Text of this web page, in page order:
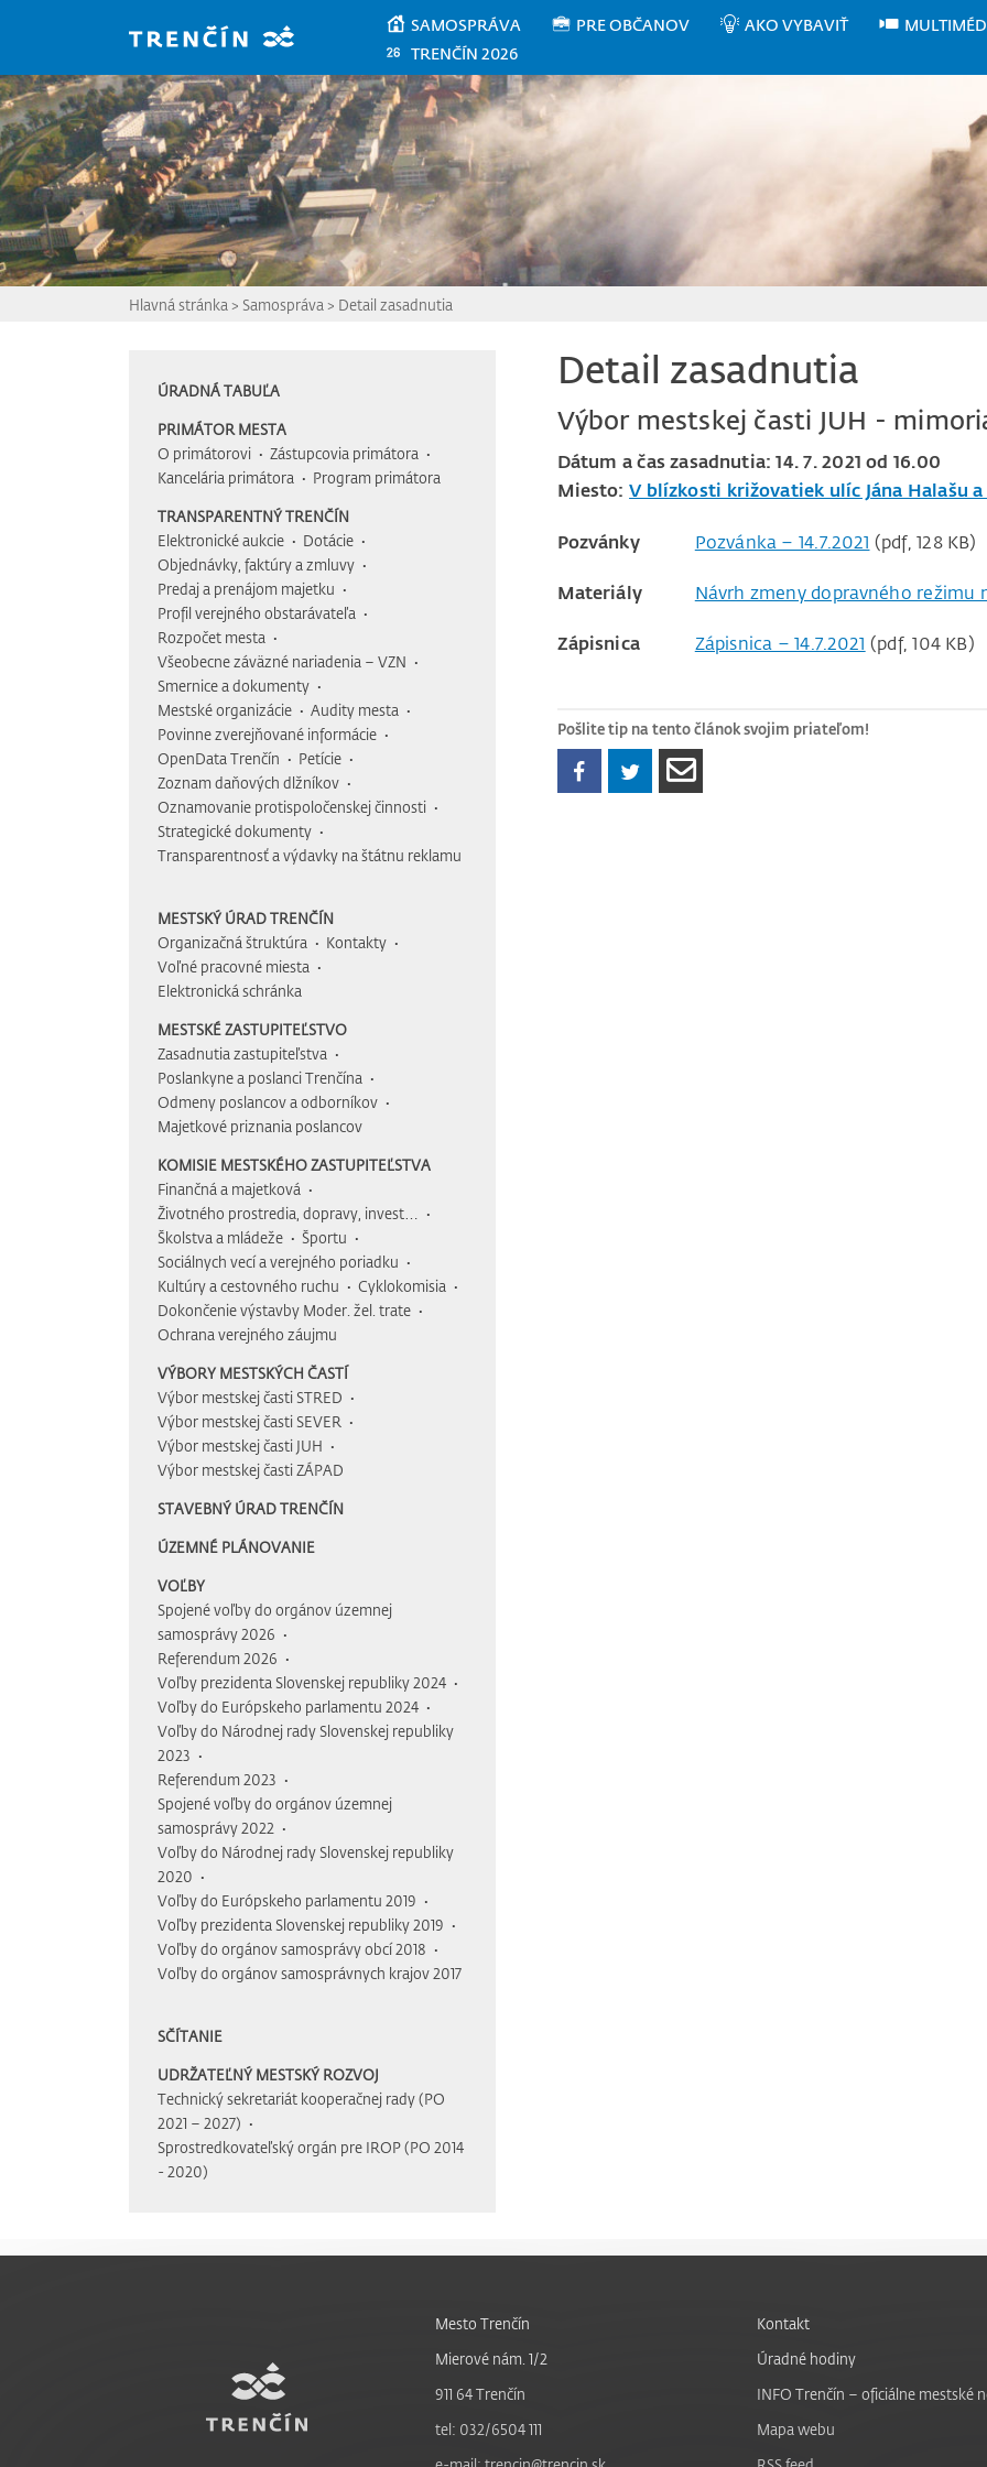
SAMOSPRÁVA PRE OBČANOV AKO VYBAVIŤ
TRENČÍN 2026
Hlavná stránka > Samospráva > Detail zasadnutia
ÚRADNÁ TABUĽA
PRIMÁTOR MESTA
O primátorovi
Zástupcovia primátora
Kancelária primátora
Program primátora
TRANSPARENTNÝ TRENČÍN
Elektronické aukcie
Dotácie
Objednávky, faktúry a zmluvy
Predaj a prenájom majetku
Profil verejného obstarávateľa
Rozpočet mesta
Všeobecne záväzné nariadenia – VZN
Smernice a dokumenty
Mestské organizácie
Audity mesta
Povinne zverejňované informácie
OpenData Trenčín
Petície
Zoznam daňových dlžníkov
Oznamovanie protispoločenskej činnosti
Strategické dokumenty
Transparentnosť a výdavky na štátnu reklamu
MESTSKÝ ÚRAD TRENČÍN
Organizačná štruktúra
Kontakty
Voľné pracovné miesta
Elektronická schránka
MESTSKÉ ZASTUPITEĽSTVO
Zasadnutia zastupiteľstva
Poslankyne a poslanci Trenčína
Odmeny poslancov a odborníkov
Majetkové priznania poslancov
KOMISIE MESTSKÉHO ZASTUPITEĽSTVA
Finančná a majetková
Životného prostredia, dopravy, invest…
Školstva a mládeže
Športu
Sociálnych vecí a verejného poriadku
Kultúry a cestovného ruchu
Cyklokomisia
Dokončenie výstavby Moder. žel. trate
Ochrana verejného záujmu
VÝBORY MESTSKÝCH ČASTÍ
Výbor mestskej časti STRED
Výbor mestskej časti SEVER
Výbor mestskej časti JUH
Výbor mestskej časti ZÁPAD
STAVEBNÝ ÚRAD TRENČÍN
ÚZEMNÉ PLÁNOVANIE
VOĽBY
Spojené voľby do orgánov územnej
samosprávy 2026
Referendum 2026
Voľby prezidenta Slovenskej republiky 2024
Voľby do Európskeho parlamentu 2024
Voľby do Národnej rady Slovenskej republiky
2023
Referendum 2023
Spojené voľby do orgánov územnej
samosprávy 2022
Voľby do Národnej rady Slovenskej republiky
2020
Voľby do Európskeho parlamentu 2019
Voľby prezidenta Slovenskej republiky 2019
Voľby do orgánov samosprávy obcí 2018
Voľby do orgánov samosprávnych krajov 2017
SČÍTANIE
UDRŽATEĽNÝ MESTSKÝ ROZVOJ
Technický sekretariát kooperačnej rady (PO
2021 – 2027)
Sprostredkovateľský orgán pre IROP (PO 2014
- 2020)
Detail zasadnutia
Výbor mestskej časti JUH -
Dátum a čas zasadnutia: 14. 7. 2021 od 16.00
Miesto:V blízkosti križovatiek ulíc Jána Halašu
Pozvánky Pozvánka – 14.7.2021 (pdf, 128 KB)
Materiály Návrh zmeny dopravného režimu
Zápisnica Zápisnica – 14.7.2021 (pdf, 104 KB)
Pošlite tip na tento článok svojim priateľom!
Mesto Trenčín
Mierové nám. 1/2
911 64 Trenčín
tel: 032/6504 111
Kontakt
Úradné hodiny
INFO Trenčín – oficiálne mestské
Mapa webu